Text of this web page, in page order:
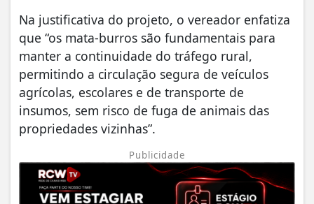
Na justificativa do projeto, o vereador enfatiza
que “os mata-burros são fundamentais para
manter a continuidade do tráfego rural,
permitindo a circulação segura de veículos
agrícolas, escolares e de transporte de
insumos, sem risco de fuga de animais das
propriedades vizinhas”.
Publicidade